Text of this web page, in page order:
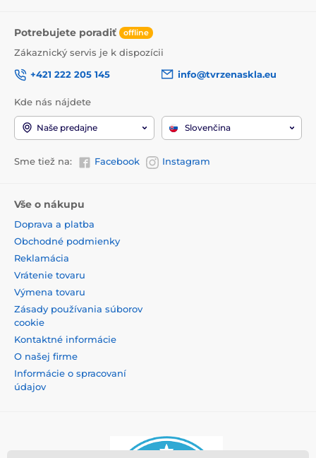
Potrebujete poradiť offline
Zákaznický servis je k dispozícii
+421 222 205 145
info@tvrzenaskla.eu
Kde nás nájdete
Naše predajne Slovenčina
Sme tiež na: Facebook Instagram
Vše o nákupu
Doprava a platba
Obchodné podmienky
Reklamácia
Vrátenie tovaru
Výmena tovaru
Zásady používania súborov
cookie
Kontaktné informácie
O našej firme
Informácie o spracovaní
údajov